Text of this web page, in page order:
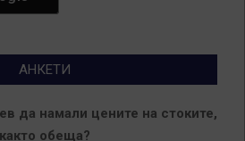
АНКЕТИ
да намали цените на стоките,
както обеща?